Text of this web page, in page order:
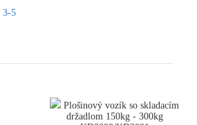
3-5
Plošinový vozík so skladacím
držadlom 150kg - 300kg